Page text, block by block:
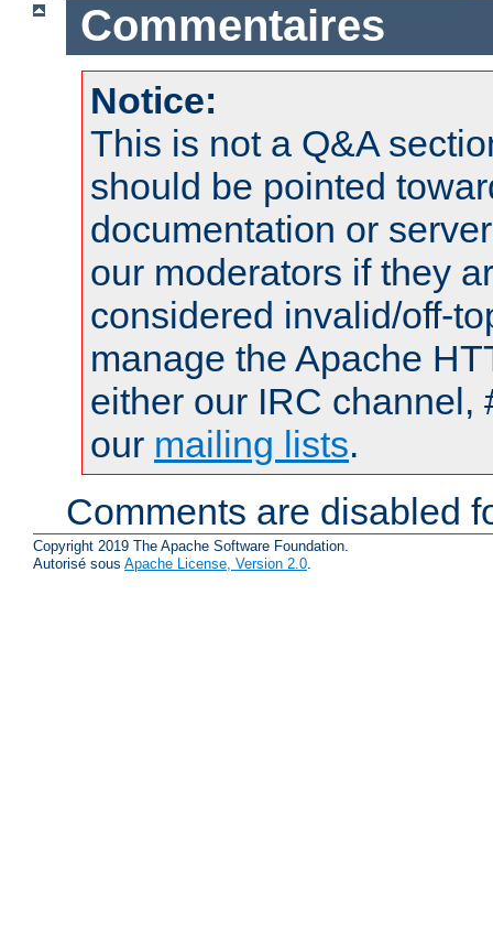
Commentaires
Notice:
This is not a Q&A
should be pointed
documentation or
our moderators if they
considered invalid/off-
manage the Apache
either our IRC channel,
our mailing lists.
Comments are disabled
Copyright 2019 The Apache Software Foundation.
Autorisé sous Apache License, Version 2.0